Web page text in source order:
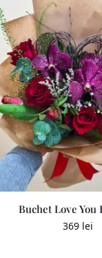
Buchet Love You
369 lei